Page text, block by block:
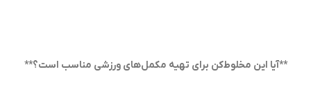
**آیا این مخلوط‌کن برای تهیه مکمل‌های ورزشی مناسب است؟**